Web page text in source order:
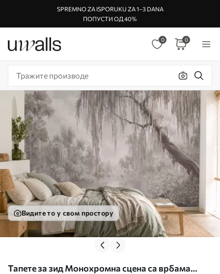
SPREMNO ZA ISPORUKU ZA 1–3 DANA
ПОПУСТИ ОД 40%
0 0
Видите то у свом простору
Тапете за зид Монохромна сцена са врбама